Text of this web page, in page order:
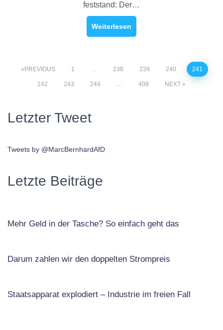
feststand: Der…
Weiterlesen
PREVIOUS 1 … 238 239 240 241
242 243 244 … 408 NEXT
Letzter Tweet
Tweets by @MarcBernhardAfD
Letzte Beiträge
Mehr Geld in der Tasche? So einfach geht das
Darum zahlen wir den doppelten Strompreis
Staatsapparat explodiert – Industrie im freien Fall